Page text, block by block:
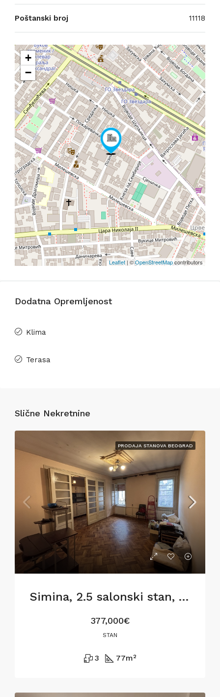
Poštanski broj 11118
+
−
Leaflet | ©OpenStreetMapcontributors
Dodatna Opremljenost
Klima
Terasa
Slične Nekretnine
PRODAJA STANOVA BEOGRAD
Simina, 2.5 salonski stan, 77m2, za renoviranje
377,000€
STAN
3 77m²